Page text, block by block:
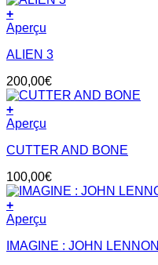
+
Aperçu
ALIEN 3
200,00€
+
Aperçu
CUTTER AND BONE
100,00€
+
Aperçu
IMAGINE : JOHN LENNON